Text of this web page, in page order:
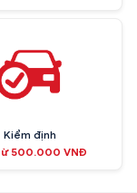
Kiểm định
500.000 VNĐ